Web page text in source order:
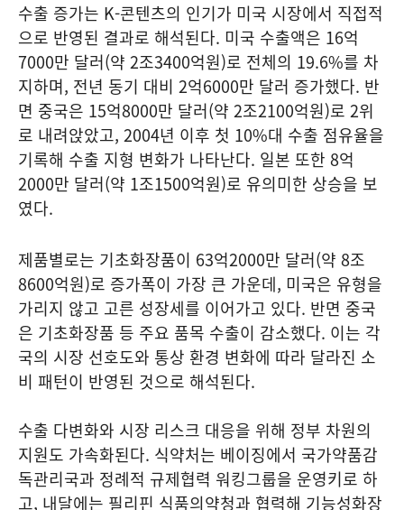
수출 증가는 K-콘텐츠의 인기가 미국 시장에서 직접적
으로 반영된 결과로 해석된다. 미국 수출액은 16억
7000만 달러(약 2조3400억원)로 전체의 19.6%를 차
지하며, 전년 동기 대비 2억6000만 달러 증가했다. 반
면 중국은 15억8000만 달러(약 2조2100억원)로 2위
로 내려앉았고, 2004년 이후 첫 10%대 수출 점유율을
기록해 수출 지형 변화가 나타난다. 일본 또한 8억
2000만 달러(약 1조1500억원)로 유의미한 상승을 보
였다.
제품별로는 기초화장품이 63억2000만 달러(약 8조
8600억원)로 증가폭이 가장 큰 가운데, 미국은 유형을
가리지 않고 고른 성장세를 이어가고 있다. 반면 중국
은 기초화장품 등 주요 품목 수출이 감소했다. 이는 각
국의 시장 선호도와 통상 환경 변화에 따라 달라진 소
비 패턴이 반영된 것으로 해석된다.
수출 다변화와 시장 리스크 대응을 위해 정부 차원의
지원도 가속화된다. 식약처는 베이징에서 국가약품감
독관리국과 정례적 규제협력 워킹그룹을 운영키로 하
고, 내달에는 필리핀 식품의약청과 협력해 기능성화장